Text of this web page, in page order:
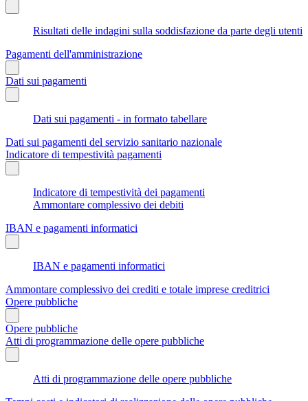
Risultati delle indagini sulla soddisfazione da parte degli utenti
Pagamenti dell'amministrazione
Dati sui pagamenti
Dati sui pagamenti - in formato tabellare
Dati sui pagamenti del servizio sanitario nazionale
Indicatore di tempestività pagamenti
Indicatore di tempestività dei pagamenti
Ammontare complessivo dei debiti
IBAN e pagamenti informatici
IBAN e pagamenti informatici
Ammontare complessivo dei crediti e totale imprese creditrici
Opere pubbliche
Opere pubbliche
Atti di programmazione delle opere pubbliche
Atti di programmazione delle opere pubbliche